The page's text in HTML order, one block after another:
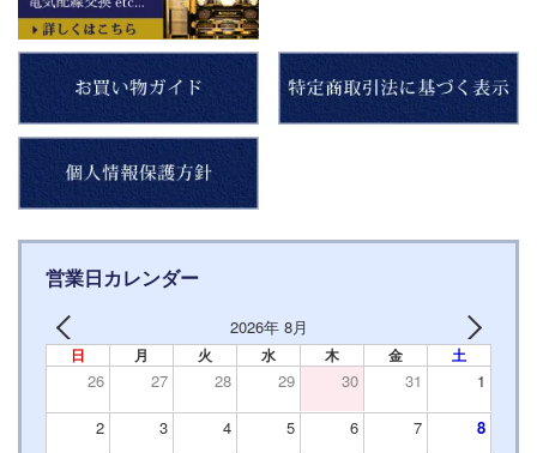
営業日カレンダー
2026年 8月
日 月 火 水 木 金 土
26 27 28 29 30 31 1
2 3 4 5 6 7 8